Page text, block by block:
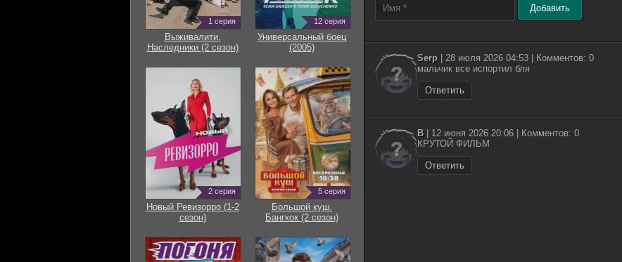
Добавить
Serp | 28 июля 2026 04:53 | Комментов: 0
мальчик все испортил бля
Ответить
В| 12 июня 2026 20:06 | Комментов: 0
КРУТОЙ ФИЛЬМ
Ответить
1 серия
Выживалити.
Наследники (2 сезон)
12 серия
Универсальный боец
(2005)
2 серия
Новый Ревизорро (1-2
сезон)
5 серия
Большой куш.
Бангкок (2 сезон)